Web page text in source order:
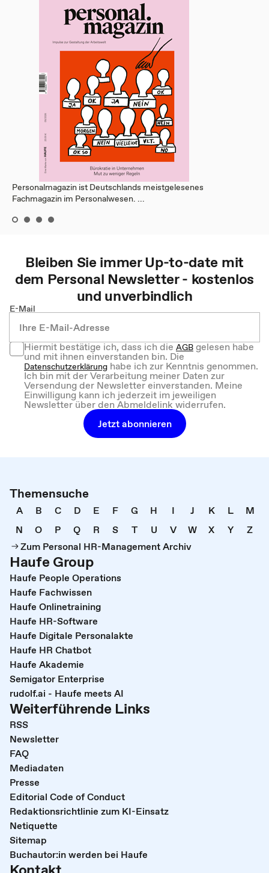
Personalmagazin ist Deutschlands meistgelesenes
Fachmagazin im Personalwesen. ...
Bleiben Sie immer Up-to-date mit
dem Personal Newsletter - kostenlos
und unverbindlich
E-Mail
Hiermit bestätige ich, dass ich dieAGBgelesen habe
und mit ihnen einverstanden bin. Die
Datenschutzerklärung habe ich zur Kenntnis genommen.
Ich bin mit der Verarbeitung meiner Daten zur
Versendung der Newsletter einverstanden. Meine
Einwilligung kann ich jederzeit im jeweiligen
Newsletter über den Abmeldelink widerrufen.
Jetzt abonnieren
Themensuche
A B C D E F G H I J K L
M
N
O P Q R S T U V W X Y
Z
Zum Personal HR-Management Archiv
Haufe Group
Haufe People Operations
Haufe Fachwissen
Haufe Onlinetraining
Haufe HR-Software
Haufe Digitale Personalakte
Haufe HR Chatbot
Haufe Akademie
Semigator Enterprise
rudolf.ai - Haufe meets AI
Weiterführende Links
RSS
Newsletter
FAQ
Mediadaten
Presse
Editorial Code of Conduct
Redaktionsrichtlinie zum KI-Einsatz
Netiquette
Sitemap
Buchautor:in werden bei Haufe